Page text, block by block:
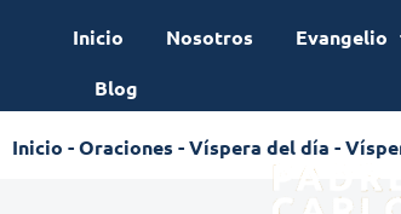
Inicio Nosotros Evangelio
Blog
Inicio -Oraciones -Víspera del día -